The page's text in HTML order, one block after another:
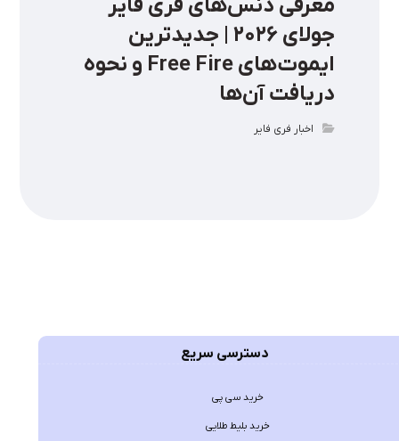
معرفی دنس‌های فری فایر
جولای ۲۰۲۶ | جدیدترین
ایموت‌های Free Fire و نحوه
دریافت آن‌ها
اخبار فری فایر
دسترسی سریع
خرید سی پی
خرید بلیط طلایی